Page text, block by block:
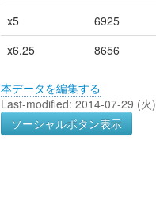
x5
6925
x6.25
8656
本データを編集する
Last-modified: 2014-07-29 (
ソーシャルボタン表示